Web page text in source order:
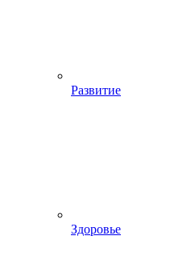
Развитие
Здоровье